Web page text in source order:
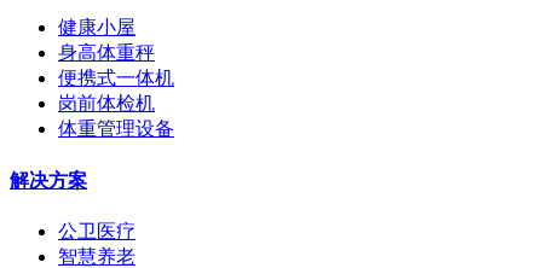
健康小屋
身高体重秤
便携式一体机
岗前体检机
体重管理设备
解决方案
公卫医疗
智慧养老